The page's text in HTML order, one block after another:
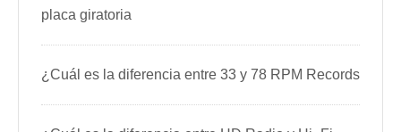
placa giratoria
¿Cuál es la diferencia entre 33 y 78 RPM Records